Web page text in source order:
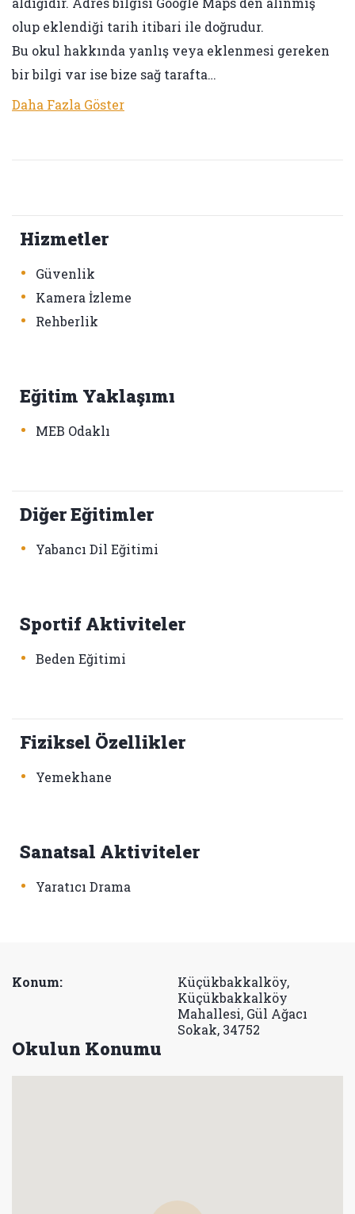
olup eklendiği tarih itibari ile doğrudur.
Bu okul hakkında yanlış veya eklenmesi gereken
bir bilgi var ise bize sağ tarafta…
Daha Fazla Göster
Hizmetler
• Güvenlik
• Kamera İzleme
• Rehberlik
Eğitim Yaklaşımı
• MEB Odaklı
Diğer Eğitimler
• Yabancı Dil Eğitimi
Sportif Aktiviteler
• Beden Eğitimi
Fiziksel Özellikler
• Yemekhane
Sanatsal Aktiviteler
• Yaratıcı Drama
Konum:
Küçükbakkalköy,
Küçükbakkalköy
Mahallesi, Gül Ağacı
Sokak, 34752
Okulun Konumu